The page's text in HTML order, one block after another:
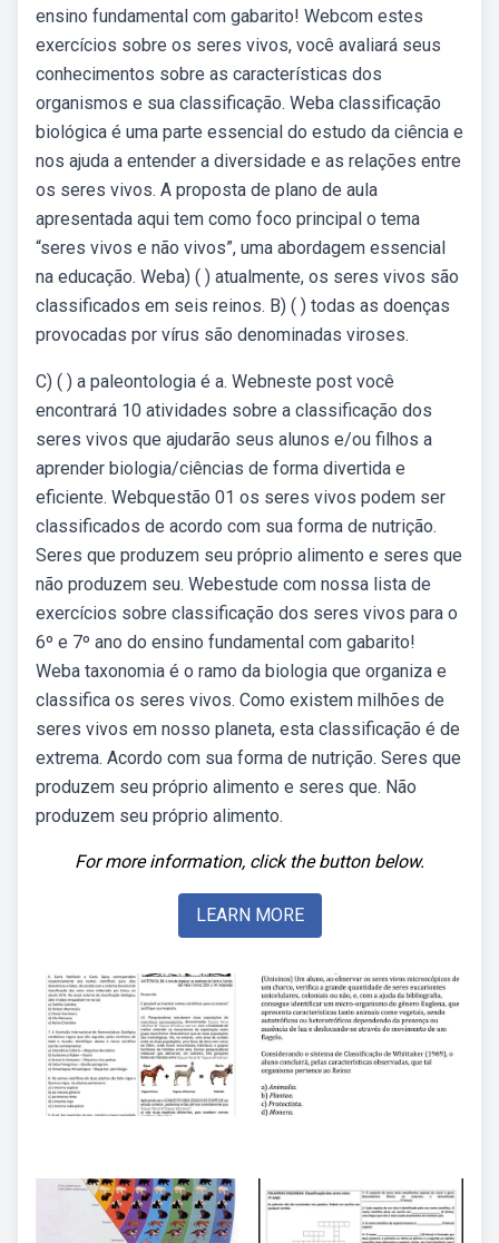
ensino fundamental com gabarito! Webcom estes
exercícios sobre os seres vivos, você avaliará seus
conhecimentos sobre as características dos
organismos e sua classificação. Weba classificação
biológica é uma parte essencial do estudo da ciência e
nos ajuda a entender a diversidade e as relações entre
os seres vivos. A proposta de plano de aula
apresentada aqui tem como foco principal o tema
“seres vivos e não vivos”, uma abordagem essencial
na educação. Weba) ( ) atualmente, os seres vivos são
classificados em seis reinos. B) ( ) todas as doenças
provocadas por vírus são denominadas viroses.
C) ( ) a paleontologia é a. Webneste post você
encontrará 10 atividades sobre a classificação dos
seres vivos que ajudarão seus alunos e/ou filhos a
aprender biologia/ciências de forma divertida e
eficiente. Webquestão 01 os seres vivos podem ser
classificados de acordo com sua forma de nutrição.
Seres que produzem seu próprio alimento e seres que
não produzem seu. Webestude com nossa lista de
exercícios sobre classificação dos seres vivos para o
6º e 7º ano do ensino fundamental com gabarito!
Weba taxonomia é o ramo da biologia que organiza e
classifica os seres vivos. Como existem milhões de
seres vivos em nosso planeta, esta classificação é de
extrema. Acordo com sua forma de nutrição. Seres que
produzem seu próprio alimento e seres que. Não
produzem seu próprio alimento.
For more information, click the button below.
LEARN MORE